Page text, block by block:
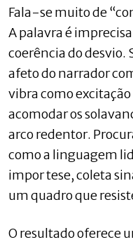
Fala-se muito de
A palavra é
coerência do desvio.
afeto do narrador
vibra como
acomodar os
arco redentor.
como a linguagem
impor tese, coleta
um quadro que
O resultado oferece